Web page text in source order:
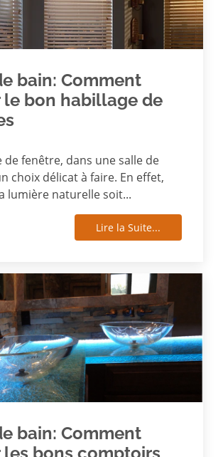
bain: Comment
le bon habillage de
de fenêtre, dans une salle de
choix délicat à faire. En effet,
lumière naturelle soit...
Lire la Suite...
bain: Comment
bons comptoirs